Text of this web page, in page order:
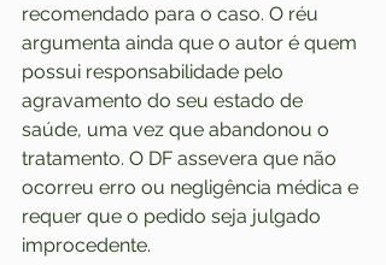
recomendado para o caso. O réu
argumenta ainda que o autor é quem
possui responsabilidade pelo
agravamento do seu estado de
saúde, uma vez que abandonou o
tratamento. O DF assevera que não
ocorreu erro ou negligência médica e
requer que o pedido seja julgado
improcedente.